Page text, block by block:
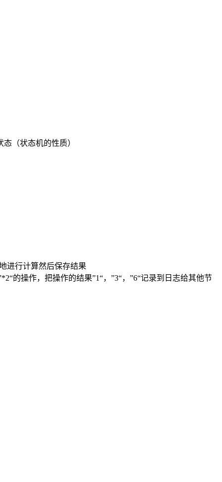
（状态机的性质）
进行计算然后保存结果
的操作，把操作的结果”1“，”3“，”6“记录到日志给其他节